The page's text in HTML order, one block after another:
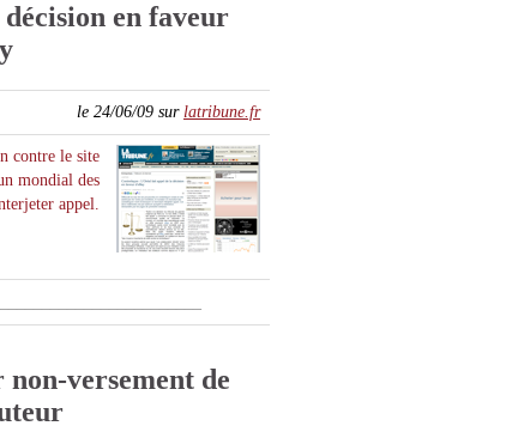
en faveur
le 24/06/09 sur latribune.fr
contre le site
mondial des
appel.
non-versement de